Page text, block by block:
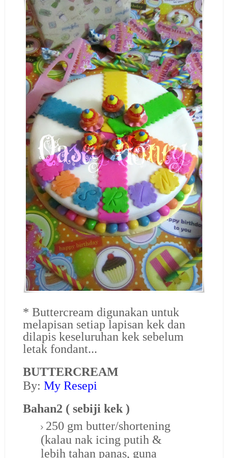
* Buttercream digunakan untuk
melapisan setiap lapisan kek dan
dilapis keseluruhan kek sebelum
letak fondant...
BUTTERCREAM
By: My Resepi
Bahan2 ( sebiji kek )
250 gm butter/shortening
(kalau nak icing putih &
lebih tahan panas, guna